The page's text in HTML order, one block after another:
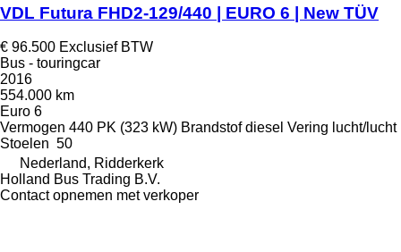
VDL Futura FHD2-129/440 | EURO 6 | New TÜV
€ 96.500 Exclusief BTW
Bus - touringcar
2016
554.000 km
Euro 6
Vermogen 440 PK (323 kW) Brandstof diesel Vering lucht/lucht
Stoelen 50
Nederland, Ridderkerk
Holland Bus Trading B.V.
Contact opnemen met verkoper